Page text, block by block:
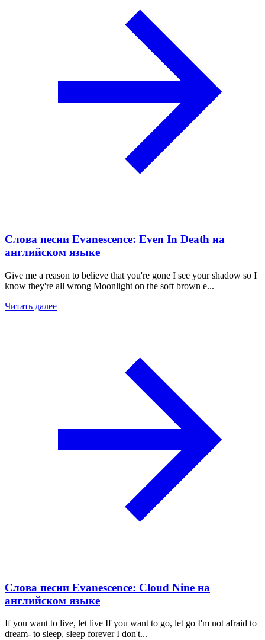
Слова песни Evanescence: Even In Death на
английском языке
Give me a reason to believe that you're gone I see your shadow so I
know they're all wrong Moonlight on the soft brown e...
Читать далее
Слова песни Evanescence: Cloud Nine на
английском языке
If you want to live, let live If you want to go, let go I'm not afraid to
dream- to sleep, sleep forever I don't...